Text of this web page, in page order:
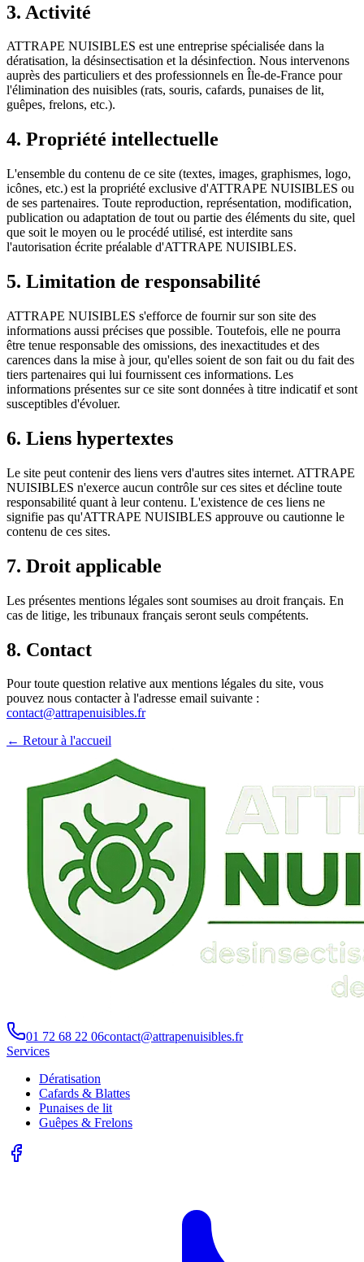
3. Activité
ATTRAPE NUISIBLES est une entreprise spécialisée dans la
dératisation, la désinsectisation et la désinfection. Nous intervenons
auprès des particuliers et des professionnels en Île-de-France pour
l'élimination des nuisibles (rats, souris, cafards, punaises de lit,
guêpes, frelons, etc.).
4. Propriété intellectuelle
L'ensemble du contenu de ce site (textes, images, graphismes, logo,
icônes, etc.) est la propriété exclusive d'ATTRAPE NUISIBLES ou
de ses partenaires. Toute reproduction, représentation, modification,
publication ou adaptation de tout ou partie des éléments du site, quel
que soit le moyen ou le procédé utilisé, est interdite sans
l'autorisation écrite préalable d'ATTRAPE NUISIBLES.
5. Limitation de responsabilité
ATTRAPE NUISIBLES s'efforce de fournir sur son site des
informations aussi précises que possible. Toutefois, elle ne pourra
être tenue responsable des omissions, des inexactitudes et des
carences dans la mise à jour, qu'elles soient de son fait ou du fait des
tiers partenaires qui lui fournissent ces informations. Les
informations présentes sur ce site sont données à titre indicatif et sont
susceptibles d'évoluer.
6. Liens hypertextes
Le site peut contenir des liens vers d'autres sites internet. ATTRAPE
NUISIBLES n'exerce aucun contrôle sur ces sites et décline toute
responsabilité quant à leur contenu. L'existence de ces liens ne
signifie pas qu'ATTRAPE NUISIBLES approuve ou cautionne le
contenu de ces sites.
7. Droit applicable
Les présentes mentions légales sont soumises au droit français. En
cas de litige, les tribunaux français seront seuls compétents.
8. Contact
Pour toute question relative aux mentions légales du site, vous
pouvez nous contacter à l'adresse email suivante :
contact@attrapenuisibles.fr
← Retour à l'accueil
01 72 68 22 06contact@attrapenuisibles.fr
Services
Dératisation
Cafards & Blattes
Punaises de lit
Guêpes & Frelons